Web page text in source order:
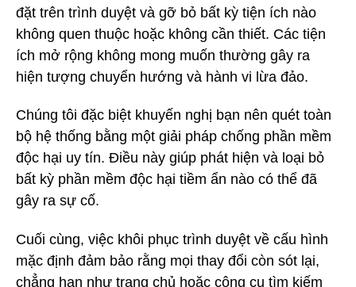
đặt trên trình duyệt và gỡ bỏ bất kỳ tiện ích nào
không quen thuộc hoặc không cần thiết. Các tiện
ích mở rộng không mong muốn thường gây ra
hiện tượng chuyển hướng và hành vi lừa đảo.
Chúng tôi đặc biệt khuyến nghị bạn nên quét toàn
bộ hệ thống bằng một giải pháp chống phần mềm
độc hại uy tín. Điều này giúp phát hiện và loại bỏ
bất kỳ phần mềm độc hại tiềm ẩn nào có thể đã
gây ra sự cố.
Cuối cùng, việc khôi phục trình duyệt về cấu hình
mặc định đảm bảo rằng mọi thay đổi còn sót lại,
chẳng hạn như trang chủ hoặc công cụ tìm kiếm